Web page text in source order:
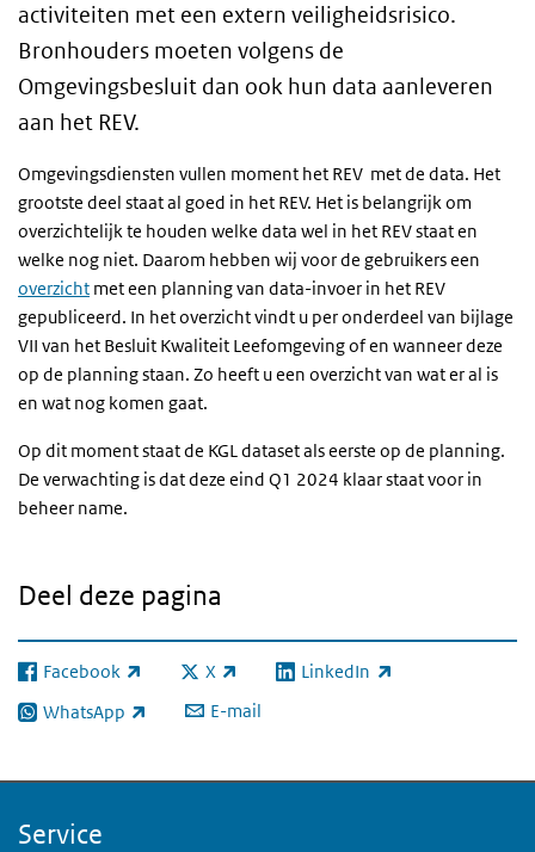
activiteiten met een extern veiligheidsrisico.
Bronhouders moeten volgens de
Omgevingsbesluit dan ook hun data aanleveren
aan het REV.
Omgevingsdiensten vullen moment het REV met de data. Het
grootste deel staat al goed in het REV. Het is belangrijk om
overzichtelijk te houden welke data wel in het REV staat en
welke nog niet. Daarom hebben wij voor de gebruikers een
overzicht met een planning van data-invoer in het REV
gepubliceerd. In het overzicht vindt u per onderdeel van bijlage
VII van het Besluit Kwaliteit Leefomgeving of en wanneer deze
op de planning staan. Zo heeft u een overzicht van wat er al is
en wat nog komen gaat.
Op dit moment staat de KGL dataset als eerste op de planning.
De verwachting is dat deze eind Q1 2024 klaar staat voor in
beheer name.
Deel deze pagina
Facebook
(externe link) X
(externe link) LinkedIn
(externe link)
WhatsApp
(externe link) E-mail
Service